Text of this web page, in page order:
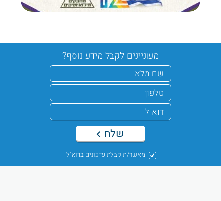
מעוניינים לקבל מידע נוסף?
מאשר/ת קבלת עדכונים בדוא"ל
שלח